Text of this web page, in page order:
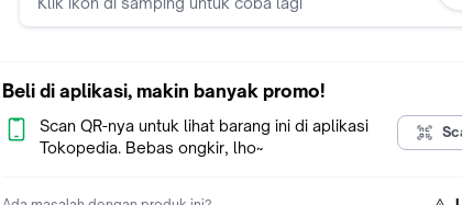
ekstra kuat, tahan patah. Ideal untuk seniman, arsitek,
pelajar.
Spesifikasi: Merek Faber-Castell, seri 9000, warna hijau
grafit/pencil kayu.
Beli di aplikasi, makin banyak promo!
Scan QR-nya untuk lihat barang ini di aplikasi
Tokopedia. Bebas ongkir, lho~